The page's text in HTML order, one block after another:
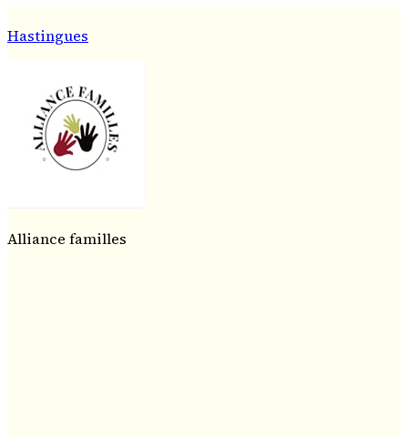
Hastingues
Alliance familles